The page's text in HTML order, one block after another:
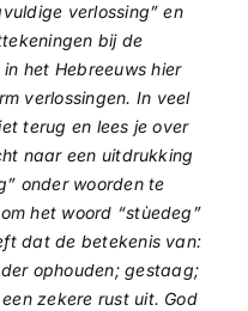
verlossing” en
bij de
het Hebreeuws hier
verlossingen. In veel
terug en lees je over
naar een uitdrukking
onder woorden te
het woord “stùedeg”
dat de betekenis van:
ophouden; gestaag;
zekere rust uit. God